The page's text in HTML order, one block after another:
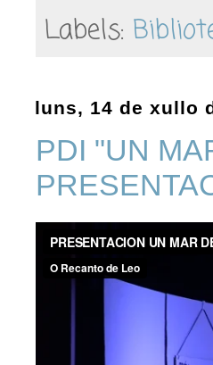
Labels:
luns, 14 de xullo
PDI "UN